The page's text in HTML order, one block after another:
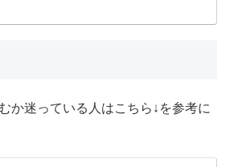
か迷っている人はこちら↓を参考に